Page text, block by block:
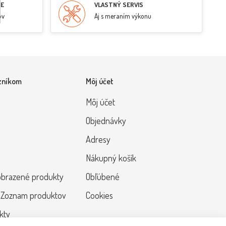
VLASTNÝ SERVIS
Aj s meraním výkonu
produkty
produktov
Môj účet
Môj účet
Objednávky
Adresy
Nákupný košík
Obľúbené
Cookies